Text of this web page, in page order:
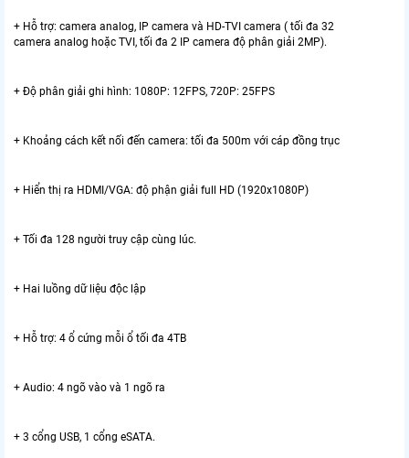
+ Hỗ trợ: camera analog, IP camera và HD-TVI camera ( tối đa 32
camera analog hoặc TVI, tối đa 2 IP camera độ phân giải 2MP).
+ Độ phân giải ghi hình: 1080P: 12FPS, 720P: 25FPS
+ Khoảng cách kết nối đến camera: tối đa 500m với cáp đồng trục
+ Hiển thị ra HDMI/VGA: độ phận giải full HD (1920x1080P)
+ Tối đa 128 người truy cập cùng lúc.
+ Hai luồng dữ liệu độc lập
+ Hỗ trợ: 4 ổ cứng mỗi ổ tối đa 4TB
+ Audio: 4 ngõ vào và 1 ngõ ra
+ 3 cổng USB, 1 cổng eSATA.